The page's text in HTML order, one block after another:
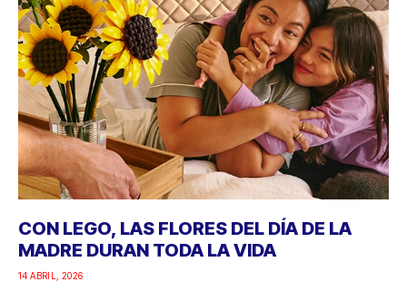
CON LEGO, LAS FLORES DEL DÍA DE LA
MADRE DURAN TODA LA VIDA
14 ABRIL, 2026